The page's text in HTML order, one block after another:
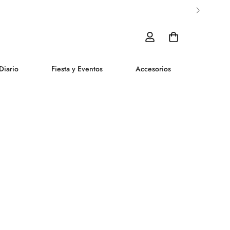
Fiesta y Eventos Accesorios